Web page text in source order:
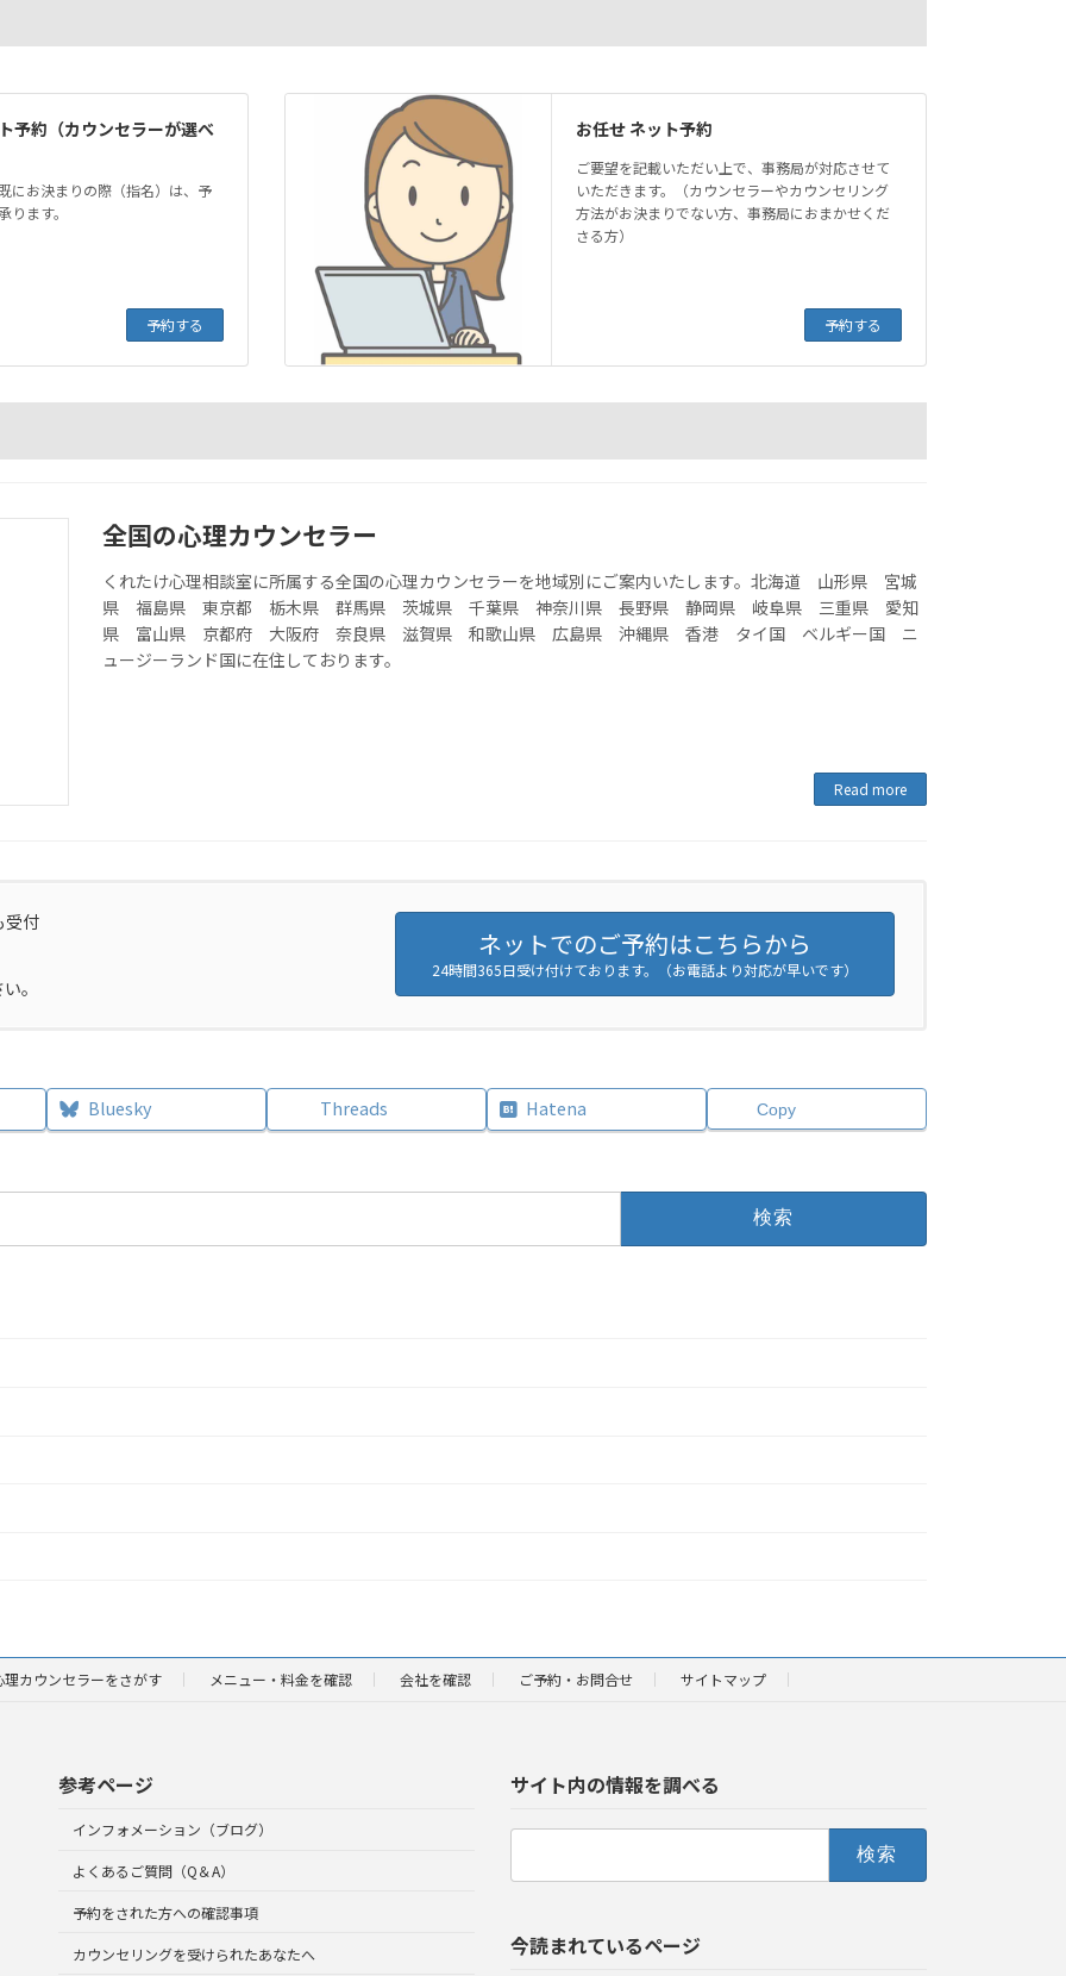
予約（カウンセラーが選べ
にお決まりの際（指名）は、予
ります。
予約する
お任せ ネット予約
ご要望を記載いただい上で、事務局が対応させて
いただきます。（カウンセラーやカウンセリング
方法がお決まりでない方、事務局におまかせくだ
さる方）
予約する
全国の心理カウンセラー
くれたけ心理相談室に所属する全国の心理カウンセラーを地域別にご案内いたします。北海道 山形県 宮城
県 福島県 東京都 栃木県 群馬県 茨城県 千葉県 神奈川県 長野県 静岡県 岐阜県 三重県 愛知
県 富山県 京都府 大阪府 奈良県 滋賀県 和歌山県 広島県 沖縄県 香港 タイ国 ベルギー国 ニ
ュージーランド国に在住しております。
Read more
受付
。
ネットでのご予約はこちらから
24時間365日受け付けております。（お電話より対応が早いです）
Bluesky Threads Hatena Copy
理カウンセラーをさがす メニュー・料金を確認 会社を確認 ご予約・お問合せ サイトマップ
参考ページ
インフォメーション（ブログ）
よくあるご質問（Q＆A）
予約をされた方への確認事項
カウンセリングを受けられたあなたへ
サイト内の情報を調べる
検
今読まれているページ